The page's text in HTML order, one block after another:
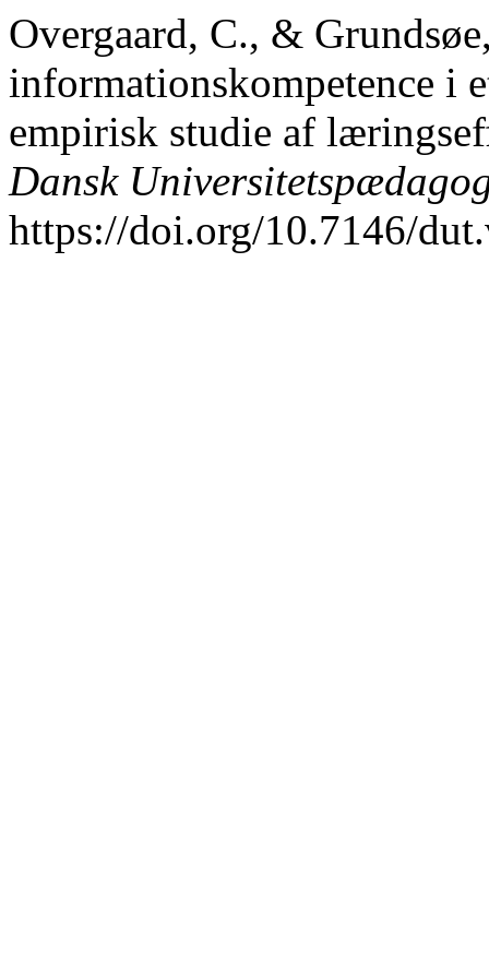
Overgaard, C., &
informationskompetence
empirisk studie af
Dansk
https://doi.org/10.7146/